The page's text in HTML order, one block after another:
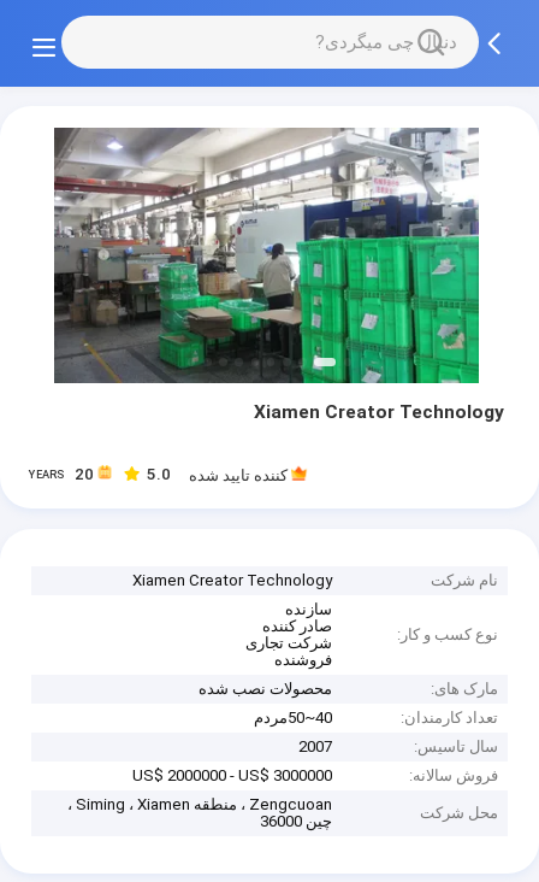
Xiamen Creator Technology
YEARS 5.0 کننده تایید شده
نام شرکت Xiamen Creator Technology
نوع کسب و کار:
سازنده
صادر کننده
شرکت تجاری
فروشنده
مارک های:
محصولات نصب شده
تعداد کارمندان:
40~50مردم
سال تاسیس:
2007
فروش سالانه:
US$ 2000000 - US$ 3000000
محل شرکت
Zengcuoan ، منطقه Siming ، Xiamen ،
چین 36000